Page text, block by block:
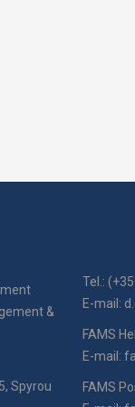
&
Spyrou
Tel.:
E-mail:
FAMS
E-mail:
FAMS